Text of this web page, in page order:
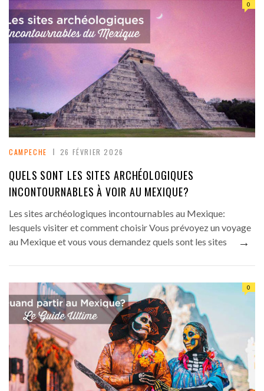
0
CAMPECHE 26 FÉVRIER 2026
QUELS SONT LES SITES ARCHÉOLOGIQUES
INCONTOURNABLES À VOIR AU MEXIQUE?
Les sites archéologiques incontournables au Mexique:
lesquels visiter et comment choisir Vous prévoyez un voyage
au Mexique et vous vous demandez quels sont les sites
→
0